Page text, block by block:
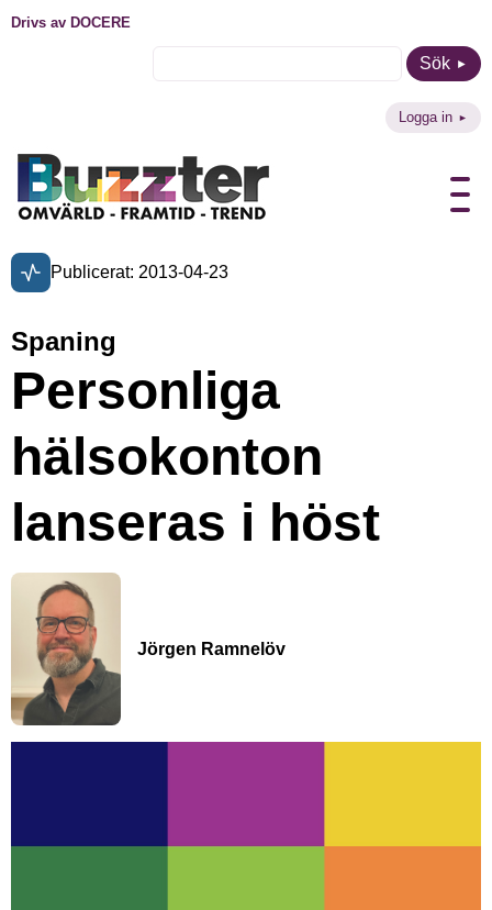
Drivs av DOCERE
Sök
Logga in
Publicerat: 2013-04-23
Spaning
Personliga
hälsokonton
lanseras i höst
Jörgen Ramnelöv